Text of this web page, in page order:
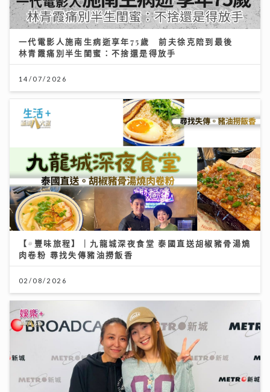
一代電影人施南生病逝享年75歲 前夫徐克陪到最後
林青霞痛別半生閨蜜：不捨還是得放手
14/07/2026
【#豐味旅程】｜九龍城深夜食堂 泰國直送胡椒豬骨湯燒
肉卷粉 尋找失傳豬油撈飯香
02/08/2026